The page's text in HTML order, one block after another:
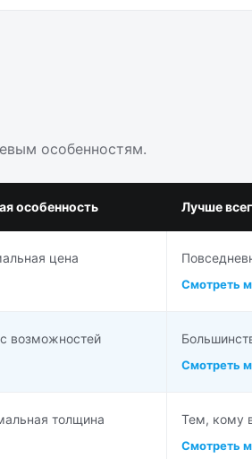
особенностям.
особенность Лучше
цена
Смотреть
возможностей
Смотреть
толщина Тем, кому
Смотреть